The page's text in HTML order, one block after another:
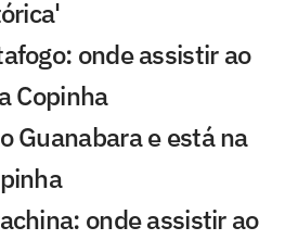
onde assistir ao
Copinha
Guanabara e está na
onde assistir ao